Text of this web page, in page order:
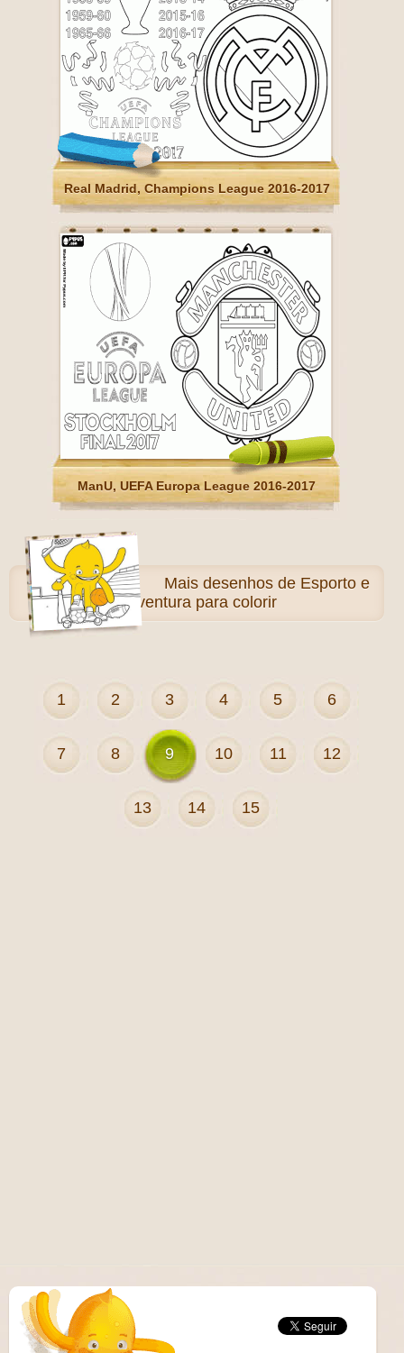
Real Madrid, Champions League 2016-2017
ManU, UEFA Europa League 2016-2017
Mais desenhos de Esporto e
Aventura para colorir
1 2 3 4 5 6
7 8 9 10 11 12
13 14 15